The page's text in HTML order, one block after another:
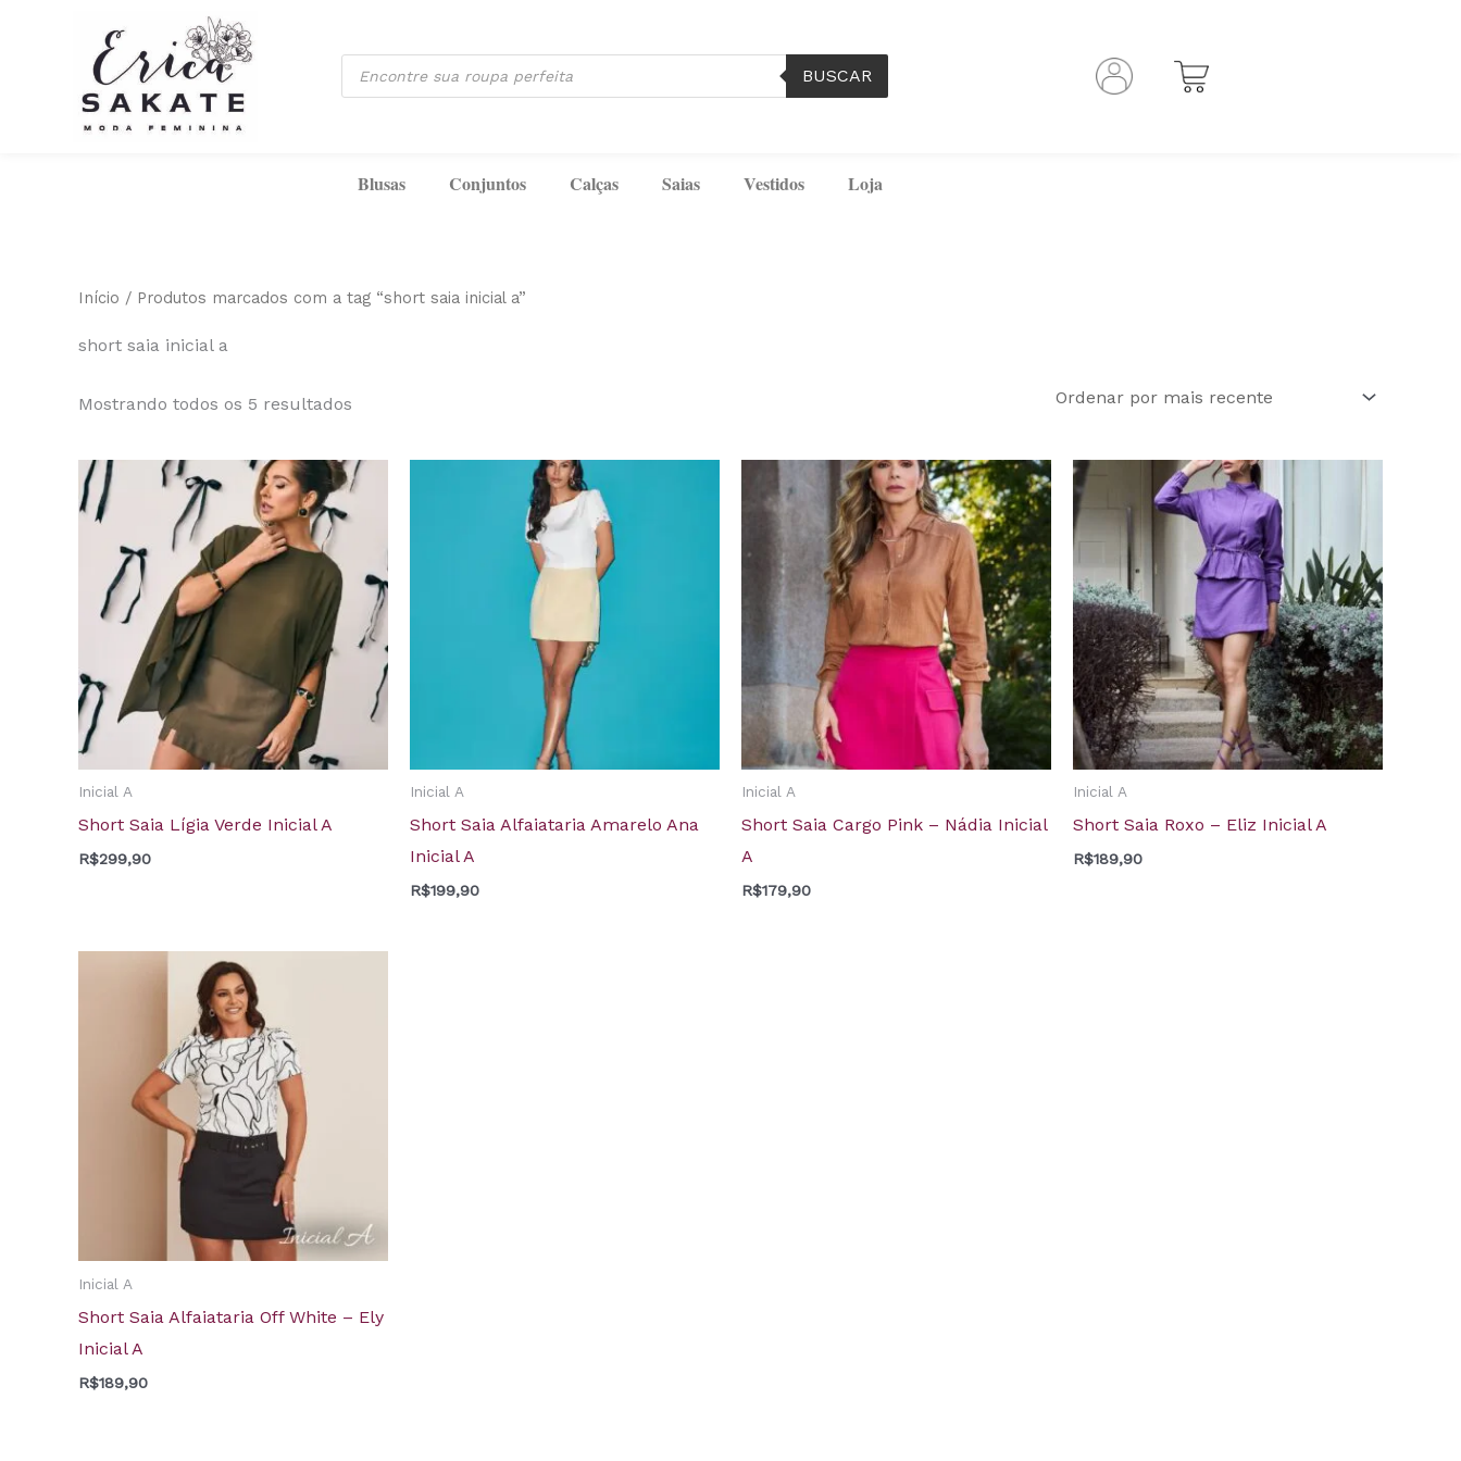
Pesquisar
produtos
BUSCAR
Blusas Conjuntos Calças Saias Vestidos Loja
Início / Produtos marcados com a tag “short saia inicial a”
short saia inicial a
Mostrando todos os 5 resultados
recente
Inicial A
Short Saia Lígia Verde Inicial A
R$299,90
Inicial A
Short Saia Alfaiataria Amarelo Ana
Inicial A
R$199,90
Inicial A
Short Saia Cargo Pink – Nádia Inicial
A
R$179,90
Inicial A
Short Saia Roxo – Eliz Inicial A
R$189,90
Inicial A
Short Saia Alfaiataria Off White – Ely
Inicial A
R$189,90